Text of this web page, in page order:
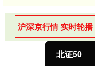
沪深京行情 实时轮播
北证50